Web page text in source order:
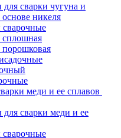
сварки чугуна и
никеля
сплошная
меди и ее сплавов
сварки меди и ее